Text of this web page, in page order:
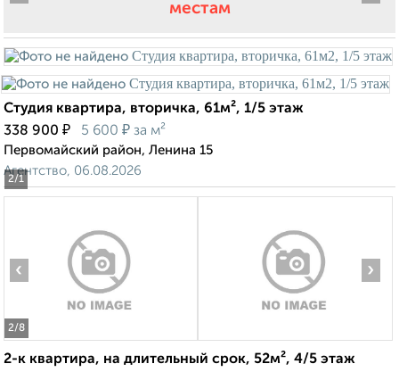
местам
2/1
Студия квартира, вторичка, 61м², 1/5 этаж
338 900 ₽ 5 600 ₽ за м²
Первомайский район, Ленина 15
Агентство, 06.08.2026
2/8
‹ ›
2-к квартира, на длительный срок, 52м², 4/5 этаж